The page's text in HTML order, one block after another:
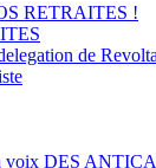
RETRAITES !
de
voix DES